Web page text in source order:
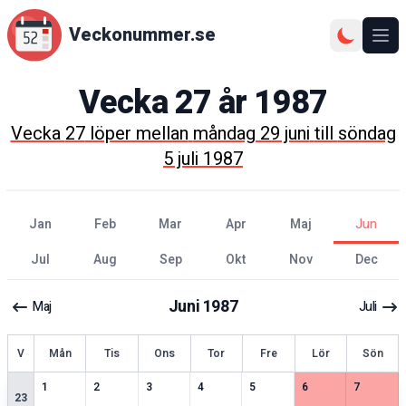
Veckonummer.se
Vecka27år 1987
Vecka27löper mellanmåndag 29 junitillsöndag
5 juli 1987
jan feb mar apr maj
jun
jul
aug sep okt nov dec
Maj Juni1987 Juli
Vecka Mån Tis Ons Tor Fre Lör Sön
23
12 speciella datum
2
2speciella datum
3
2speciella datum
4
2speciella datum
5
1speciella datum
6
4speciella datum
7
3